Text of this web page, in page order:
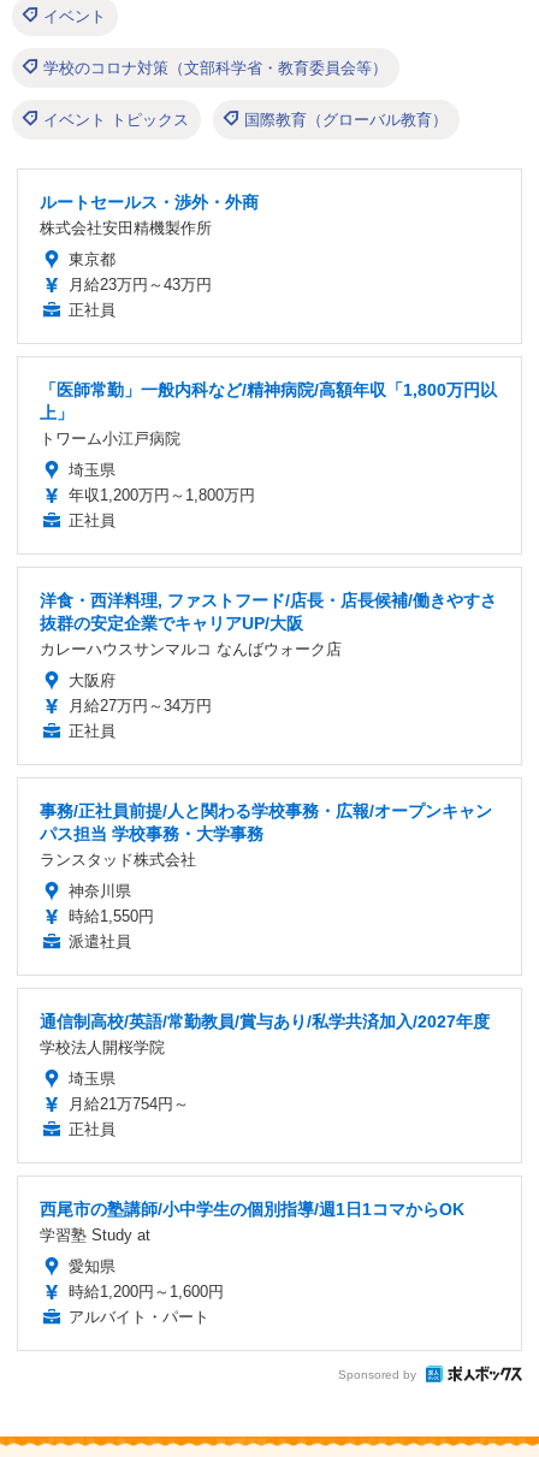
イベント
学校のコロナ対策（文部科学省・教育委員会等）
イベント トピックス 国際教育（グローバル教育）
ルートセールス・渉外・外商
株式会社安田精機製作所
東京都
月給23万円～43万円
正社員
「医師常勤」一般内科など/精神病院/高額年収「1,800万円以
上」
トワーム小江戸病院
埼玉県
年収1,200万円～1,800万円
正社員
洋食・西洋料理, ファストフード/店長・店長候補/働きやすさ
抜群の安定企業でキャリアUP/大阪
カレーハウスサンマルコ なんばウォーク店
大阪府
月給27万円～34万円
正社員
事務/正社員前提/人と関わる学校事務・広報/オープンキャン
パス担当 学校事務・大学事務
ランスタッド株式会社
神奈川県
時給1,550円
派遣社員
通信制高校/英語/常勤教員/賞与あり/私学共済加入/2027年度
学校法人開桜学院
埼玉県
月給21万754円～
正社員
西尾市の塾講師/小中学生の個別指導/週1日1コマからOK
学習塾 Study at
愛知県
時給1,200円～1,600円
アルバイト・パート
Sponsored by